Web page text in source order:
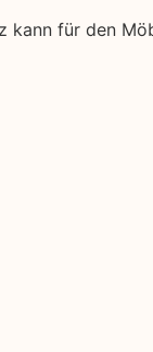
für den